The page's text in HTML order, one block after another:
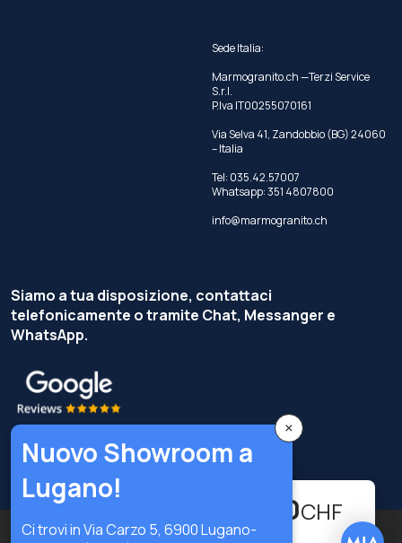
544.90CHF
Sede Italia:
Marmogranito.ch —Terzi Service
S.r.l.
P.Iva IT00255070161
Via Selva 41, Zandobbio (BG) 24060
– Italia
Tel: 035.42.57007
Whatsapp:351 4807800
info@marmogranito.ch
Siamo a tua disposizione, contattaci
telefonicamente o tramite Chat, Messanger e
WhatsApp.
Copyright © Terzi Service S.r.l. — Tutti i diritti riservati.
×
Nuovo Showroom a
Lugano!
Ci trovi in Via Carzo 5, 6900 Lugano-